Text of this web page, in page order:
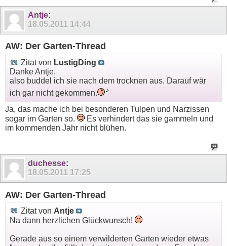
Antje:
18.05.2011 14:44
AW: Der Garten-Thread
Zitat von LustigDing
Danke Antje,
also buddel ich sie nach dem trocknen aus. Darauf wär
ich gar nicht gekommen.
Ja, das mache ich bei besonderen Tulpen und Narzissen
sogar im Garten so.
Es verhindert das sie gammeln und
im kommenden Jahr nicht blühen.
duchesse:
18.05.2011 17:25
AW: Der Garten-Thread
Zitat von Antje
Na dann herzlichen Glückwunsch!
Gerade aus so einem verwilderten Garten wieder etwas